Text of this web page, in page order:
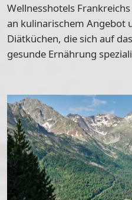
Wellnesshotels
an kulinarischem Angebot
Diätküchen, die sich auf
gesunde Ernährung